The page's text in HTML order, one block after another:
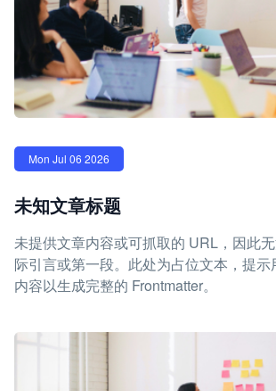
Mon Jul 06 2026
未知文章标题
未提供文章内容或可抓取的 URL，因此
际引言或第一段。此处为占位文本，提示
内容以生成完整的 Frontmatter。